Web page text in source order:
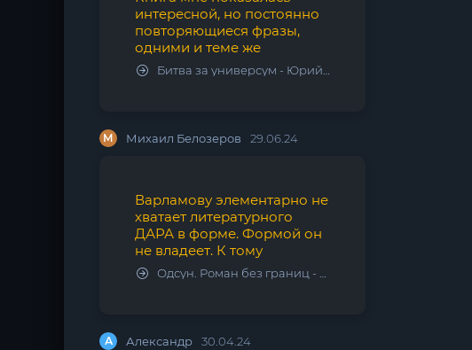
интересной, но постоянно
повторяющиеся фразы,
одними и теме же
Битва за универсум - Юрий Тарарев, Александр Тарарев
М Михаил Белозеров 29.06.24
Варламову элементарно не
хватает литературного
ДАРА в форме. Формой он
не владеет. К тому
Одсун. Роман без границ - Алексей Варламов
А Александр 30.04.24